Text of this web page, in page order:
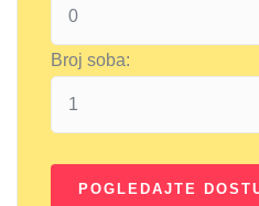
Broj soba: